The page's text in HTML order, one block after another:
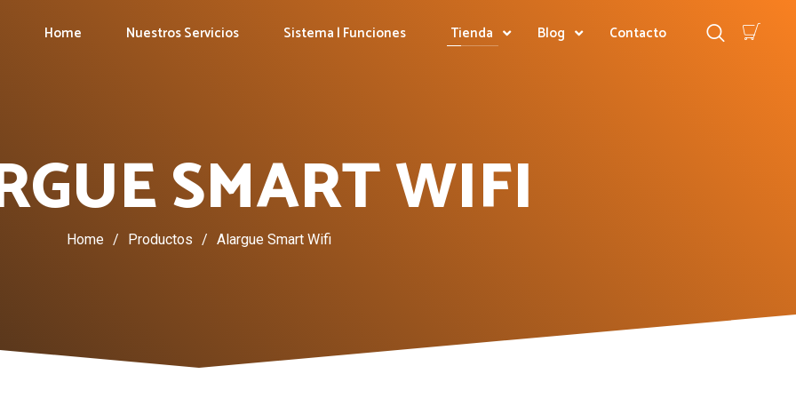
Home Nuestros Servicios Sistema | Funciones Tienda Blog Contacto
SMART WIFI
Home / Productos / Alargue Smart Wifi